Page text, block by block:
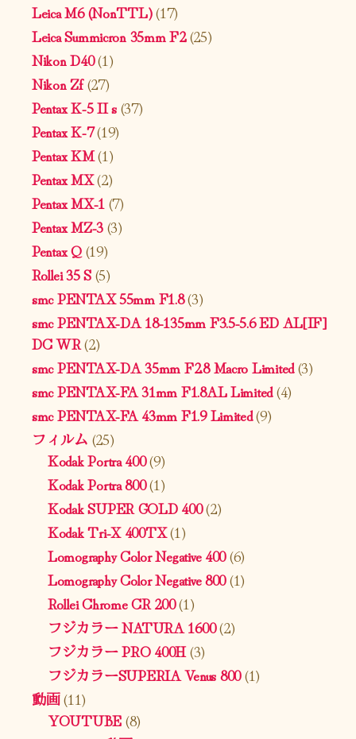
Leica M6 (NonTTL)(17)
Leica Summicron 35mm F2(25)
Nikon D40(1)
Nikon Zf(27)
Pentax K-5 II s(37)
Pentax K-7(19)
Pentax KM(1)
Pentax MX(2)
Pentax MX-1 (7)
Pentax MZ-3(3)
Pentax Q(19)
Rollei 35 S(5)
smc PENTAX 55mm F1.8(3)
smc PENTAX-DA 18-135mm F3.5-5.6 ED AL[IF]
DC WR(2)
smc PENTAX-DA 35mm F2.8 Macro Limited(3)
smc PENTAX-FA 31mm F1.8AL Limited(4)
smc PENTAX-FA 43mm F1.9 Limited(9)
フィルム (25)
Kodak Portra 400(9)
Kodak Portra 800(1)
Kodak SUPER GOLD 400(2)
Kodak Tri-X 400TX(1)
Lomography Color Negative 400(6)
Lomography Color Negative 800(1)
Rollei Chrome CR 200(1)
フジカラー NATURA 1600(2)
フジカラー PRO 400H(3)
フジカラーSUPERIA Venus 800(1)
動画(11)
YOUTUBE(8)